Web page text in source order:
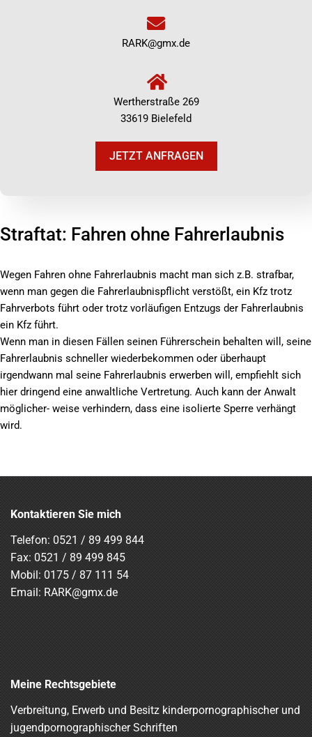
RARK@gmx.de
Wertherstraße 269
33619 Bielefeld
JETZT ANFRAGEN
Straftat: Fahren ohne Fahrerlaubnis
Wegen Fahren ohne Fahrerlaubnis macht man sich z.B. strafbar,
wenn man gegen die Fahrerlaubnispflicht verstößt, ein Kfz trotz
Fahrverbots führt oder trotz vorläufigen Entzugs der Fahrerlaubnis
ein Kfz führt.
Wenn man in diesen Fällen seinen Führerschein behalten will, seine
Fahrerlaubnis schneller wiederbekommen oder überhaupt
irgendwann mal seine Fahrerlaubnis erwerben will, empfiehlt sich
hier dringend eine anwaltliche Vertretung. Auch kann der Anwalt
möglicher- weise verhindern, dass eine isolierte Sperre verhängt
wird.
Kontaktieren Sie mich
Telefon: 0521 / 89 499 844
Fax: 0521 / 89 499 845
Mobil: 0175 / 87 111 54
Email: RARK@gmx.de
Meine Rechtsgebiete
Verbreitung, Erwerb und Besitz kinderpornographischer und
jugendpornographischer Schriften